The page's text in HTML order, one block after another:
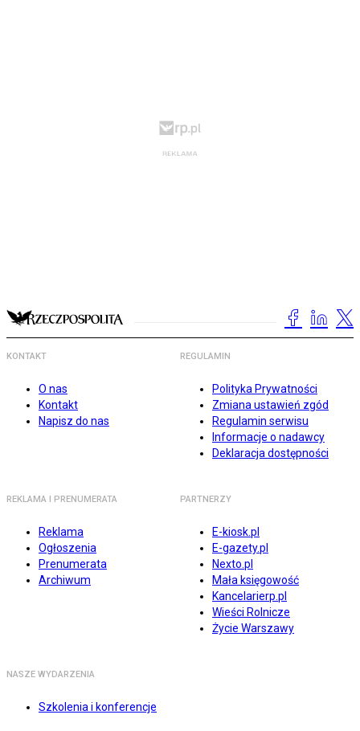
KONTAKT
O nas
Kontakt
Napisz do nas
REGULAMIN
Polityka Prywatności
Zmiana ustawień zgód
Regulamin serwisu
Informacje o nadawcy
Deklaracja dostępności
REKLAMA I PRENUMERATA
Reklama
Ogłoszenia
Prenumerata
Archiwum
PARTNERZY
E-kiosk.pl
E-gazety.pl
Nexto.pl
Mała księgowość
Kancelarierp.pl
Wieści Rolnicze
Życie Warszawy
NASZE WYDARZENIA
Szkolenia i konferencje